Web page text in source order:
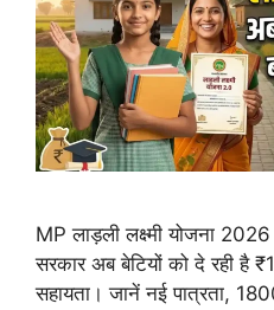
MP लाड़ली लक्ष्मी योजना
सरकार अब बेटियों को दे रही है
सहायता। जानें नई पात्रता,